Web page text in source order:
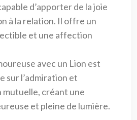
d’apporter de la joie
à la relation. Il offre un
et une affection
avec un Lion est
sur l’admiration et
mutuelle, créant une
et pleine de lumière.